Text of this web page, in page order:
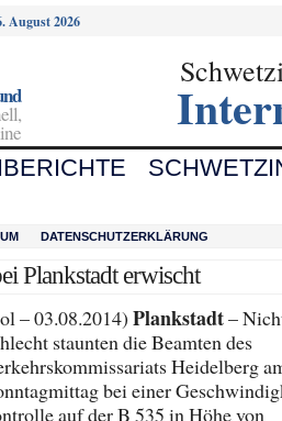
August 2026
DATENSCHUTZERKLÄRUNG
Plankstadt erwischt
– 03.08.2014) Plankstadt–
staunten die Beamten des
Heidelberg
bei einer
auf der B 535 in Höhe von